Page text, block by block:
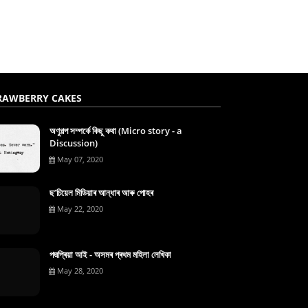
CAKES
অণুগল্প সম্পৰ্কে কিছু কথা (Micro story - a
Discussion)
May 07, 2020
ছ’চিয়েল মিডিয়াৰ আন্ধাৰ আৰু পোহৰ
May 22, 2020
পদ্মপ্ৰিয়া আই - অসমৰ প্ৰথম মহিলা লেখিকা
May 28, 2020